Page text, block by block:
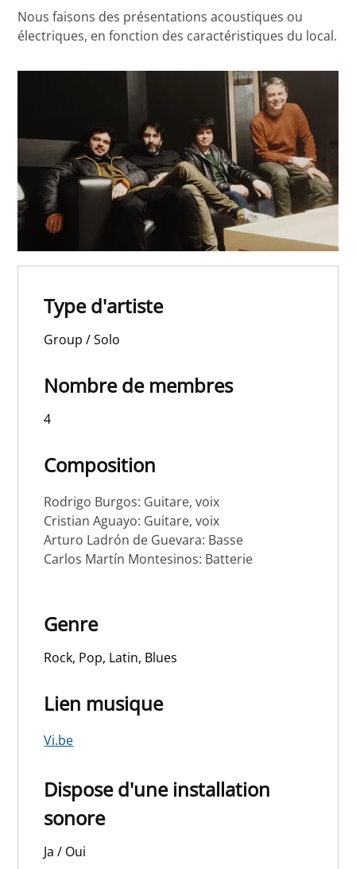
Nous faisons des présentations acoustiques ou
électriques, en fonction des caractéristiques du local.
Type d'artiste
Group / Solo
Nombre de membres
4
Composition
Rodrigo Burgos: Guitare, voix
Cristian Aguayo: Guitare, voix
Arturo Ladrón de Guevara: Basse
Carlos Martín Montesinos: Batterie
Genre
Rock, Pop, Latin, Blues
Lien musique
Vi.be
Dispose d'une installation
sonore
Ja / Oui